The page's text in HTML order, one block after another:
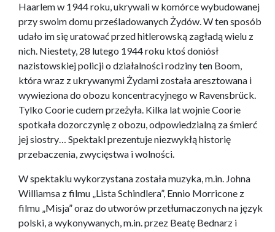
Haarlem w 1944 roku, ukrywali w komórce wybudowanej
przy swoim domu prześladowanych Żydów. W ten sposób
udało im się uratować przed hitlerowską zagładą wielu z
nich. Niestety, 28 lutego 1944 roku ktoś doniósł
nazistowskiej policji o działalności rodziny ten Boom,
która wraz z ukrywanymi Żydami została aresztowana i
wywieziona do obozu koncentracyjnego w Ravensbrück.
Tylko Coorie cudem przeżyła. Kilka lat wojnie Coorie
spotkała dozorczynię z obozu, odpowiedzialną za śmierć
jej siostry… Spektakl prezentuje niezwykłą historię
przebaczenia, zwycięstwa i wolności.
W spektaklu wykorzystana została muzyka, m.in. Johna
Williamsa z filmu „Lista Schindlera”, Ennio Morricone z
filmu „Misja” oraz do utworów przetłumaczonych na język
polski, a wykonywanych, m.in. przez Beatę Bednarz i